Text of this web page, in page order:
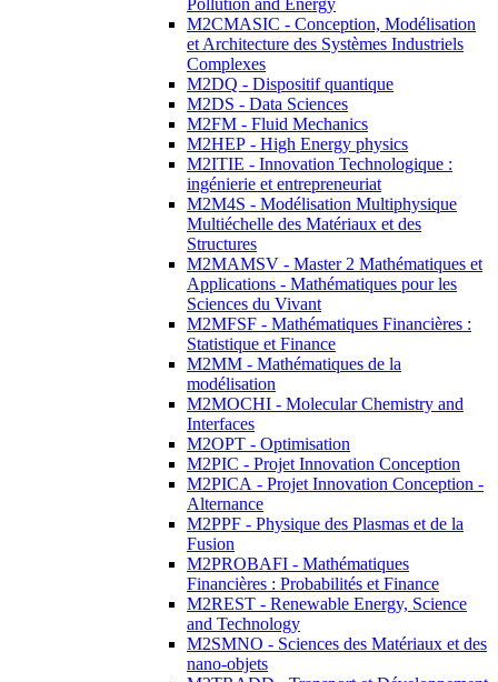
Pollution and Energy
M2CMASIC - Conception, Modélisation
et Architecture des Systèmes Industriels
Complexes
M2DQ - Dispositif quantique
M2DS - Data Sciences
M2FM - Fluid Mechanics
M2HEP - High Energy physics
M2ITIE - Innovation Technologique :
ingénierie et entrepreneuriat
M2M4S - Modélisation Multiphysique
Multiéchelle des Matériaux et des
Structures
M2MAMSV - Master 2 Mathématiques et
Applications - Mathématiques pour les
Sciences du Vivant
M2MFSF - Mathématiques Financières :
Statistique et Finance
M2MM - Mathématiques de la
modélisation
M2MOCHI - Molecular Chemistry and
Interfaces
M2OPT - Optimisation
M2PIC - Projet Innovation Conception
M2PICA - Projet Innovation Conception -
Alternance
M2PPF - Physique des Plasmas et de la
Fusion
M2PROBAFI - Mathématiques
Financières : Probabilités et Finance
M2REST - Renewable Energy, Science
and Technology
M2SMNO - Sciences des Matériaux et des
nano-objets